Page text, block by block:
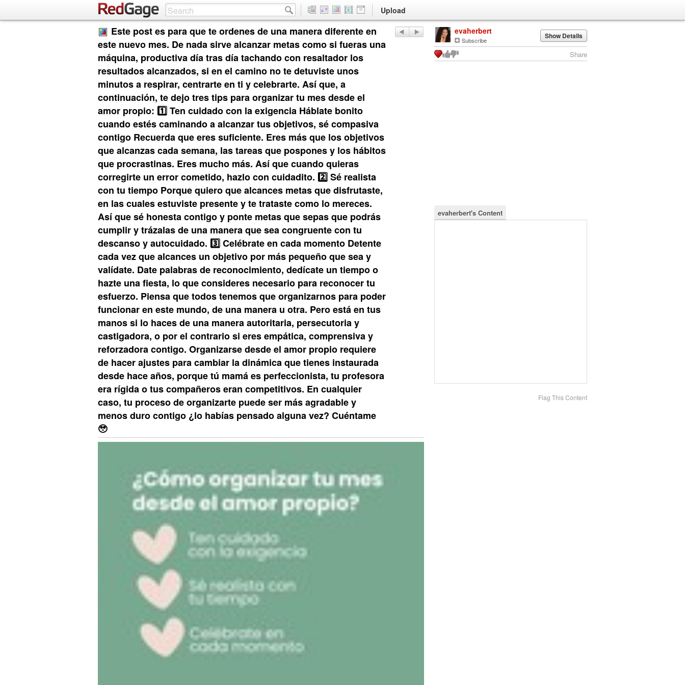
Upload
Este post es para que te ordenes de una manera diferente en
este nuevo mes. De nada sirve alcanzar metas como si fueras una
máquina, productiva día tras día tachando con resaltador los
resultados alcanzados, si en el camino no te detuviste unos
minutos a respirar, centrarte en ti y celebrarte. Así que, a
continuación, te dejo tres tips para organizar tu mes desde el
amor propio: 1️⃣ Ten cuidado con la exigencia Háblate bonito
cuando estés caminando a alcanzar tus objetivos, sé compasiva
contigo Recuerda que eres suficiente. Eres más que los objetivos
que alcanzas cada semana, las tareas que pospones y los hábitos
que procrastinas. Eres mucho más. Así que cuando quieras
corregirte un error cometido, hazlo con cuidadito. 2️⃣ Sé realista
con tu tiempo Porque quiero que alcances metas que disfrutaste,
en las cuales estuviste presente y te trataste como lo mereces.
Así que sé honesta contigo y ponte metas que sepas que podrás
cumplir y trázalas de una manera que sea congruente con tu
descanso y autocuidado. 3️⃣ Celébrate en cada momento Detente
cada vez que alcances un objetivo por más pequeño que sea y
valídate. Date palabras de reconocimiento, dedícate un tiempo o
hazte una fiesta, lo que consideres necesario para reconocer tu
esfuerzo. Piensa que todos tenemos que organizarnos para poder
funcionar en este mundo, de una manera u otra. Pero está en tus
manos si lo haces de una manera autoritaria, persecutoria y
castigadora, o por el contrario si eres empática, comprensiva y
reforzadora contigo. Organizarse desde el amor propio requiere
de hacer ajustes para cambiar la dinámica que tienes instaurada
desde hace años, porque tú mamá es perfeccionista, tu profesora
era rígida o tus compañeros eran competitivos. En cualquier
caso, tu proceso de organizarte puede ser más agradable y
menos duro contigo ¿lo habías pensado alguna vez? Cuéntame
🥹
evaherbert
Subscribe Show Details
Share
evaherbert's Content
Flag This Content